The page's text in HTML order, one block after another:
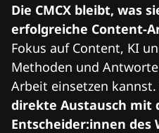
Die CMCX bleibt, was
erfolgreiche Content-
Fokus auf Content, KI
Methoden und
Arbeit einsetzen
direkte Austausch mit
Entscheider:innen des